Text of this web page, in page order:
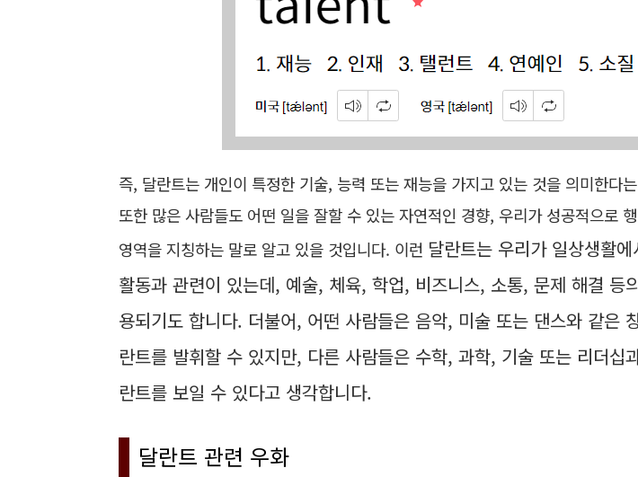
즉, 달란트는 개인이 특정한 기술, 능력 또는 재능을 가지고 있는 것을 의미한다
또한 많은 사람들도 어떤 일을 잘할 수 있는 자연적인 경향, 우리가 성공적으로
영역을 지칭하는 말로 알고 있을 것입니다. 이런 달란트는 우리가 일상생활
활동과 관련이 있는데, 예술, 체육, 학업, 비즈니스, 소통, 문제 해결 등
용되기도 합니다. 더불어, 어떤 사람들은 음악, 미술 또는 댄스와 같은
란트를 발휘할 수 있지만, 다른 사람들은 수학, 과학, 기술 또는 리더십
란트를 보일 수 있다고 생각합니다.
달란트 관련 우화